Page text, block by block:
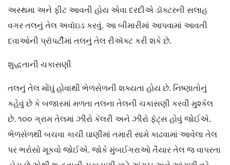
અસ્થમા અને ફીટ આવતી હોય એવા દરદીએ ડૉક્ટરની સલાહ
વગર તલનું તેલ અવૉઇડ કરવું. આ બીમારીમાં આપવામાં આવતી
દવાઓની પ્રૉપર્ટીમાં તલનું તેલ રીઍક્ટ કરી શકે છે.
શુદ્ધતાની ચકાસણી
તલનું તેલ મોંઘું હોવાથી ભેળસેળની શક્યતા હોય છે. નિષ્ણાતોનું
કહેવું છે કે બજારમાં મળતા તલના તેલની ચકાસણી કરવી મુશ્કેલ
છે. ૧૦૦ ગ્રામ તેલમાં ઝીરો કૅલરી અને ઝીરો ફૅટ્સ હોવું જોઈએ.
ભેળસેળથી બચવા કાચી ઘાણીમાં તમારી સામે કાઢવામાં આવેલા તેલ
પર ભરોસો મૂકવો જોઈએ. જોકે મુંબઈગરાઓ તૈયાર તેલ જ વાપરતા